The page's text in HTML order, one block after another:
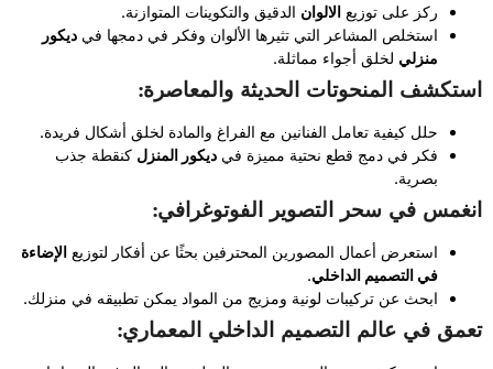
ركز على توزيع الالوان الدقيق والتكوينات المتوازنة.
استخلص المشاعر التي تثيرها الألوان وفكر في دمجها في ديكور
منزلي لخلق أجواء مماثلة.
استكشف المنحوتات الحديثة والمعاصرة:
حلل كيفية تعامل الفنانين مع الفراغ والمادة لخلق أشكال فريدة.
فكر في دمج قطع نحتية مميزة في ديكور المنزل كنقطة جذب
بصرية.
انغمس في سحر التصوير الفوتوغرافي:
استعرض أعمال المصورين المحترفين بحثًا عن أفكار لتوزيع الإضاءة
في التصميم الداخلي.
ابحث عن تركيبات لونية ومزيج من المواد يمكن تطبيقه في منزلك.
تعمق في عالم التصميم الداخلي المعماري: